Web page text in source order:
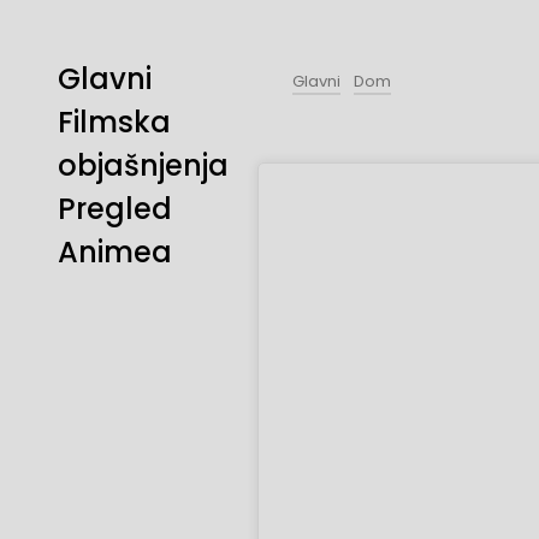
Glavni
Filmska
objašnjenja
Pregled
Animea
Glavni Dom